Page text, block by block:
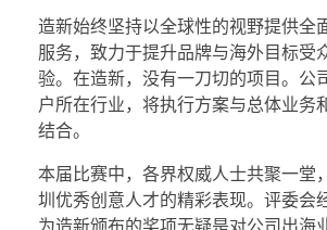
造新始终坚持以全球性的视野提供全
服务，致力于提升品牌与海外目标受
验。在造新，没有一刀切的项目。公
户所在行业，将执行方案与总体业务
结合。
本届比赛中，各界权威人士共聚一堂
圳优秀创意人才的精彩表现。评委会